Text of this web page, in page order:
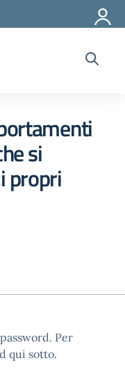
si
propri
Per
qui sotto.